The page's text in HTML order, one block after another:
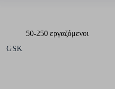
50-250 εργαζόμενοι
GSK